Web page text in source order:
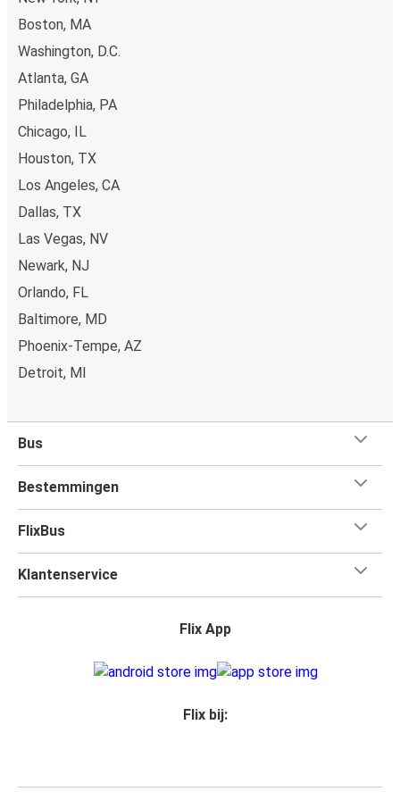
Boston, MA
Washington, D.C.
Atlanta, GA
Philadelphia, PA
Chicago, IL
Houston, TX
Los Angeles, CA
Dallas, TX
Las Vegas, NV
Newark, NJ
Orlando, FL
Baltimore, MD
Phoenix-Tempe, AZ
Detroit, MI
Bus
Bestemmingen
FlixBus
Klantenservice
Flix App
Flix bij: